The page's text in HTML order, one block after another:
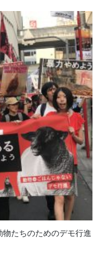
たちのためのデモ行進